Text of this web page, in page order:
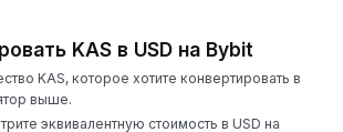
KAS в USD на Bybit
KAS, которое хотите конвертировать в
выше.
эквивалентную стоимость в USD на